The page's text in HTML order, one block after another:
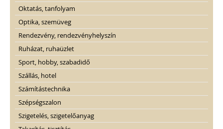
Oktatás, tanfolyam
Optika, szemüveg
Rendezvény, rendezvényhelyszín
Ruházat, ruhaüzlet
Sport, hobby, szabadidő
Szállás, hotel
Számítástechnika
Szépségszalon
Szigetelés, szigetelőanyag